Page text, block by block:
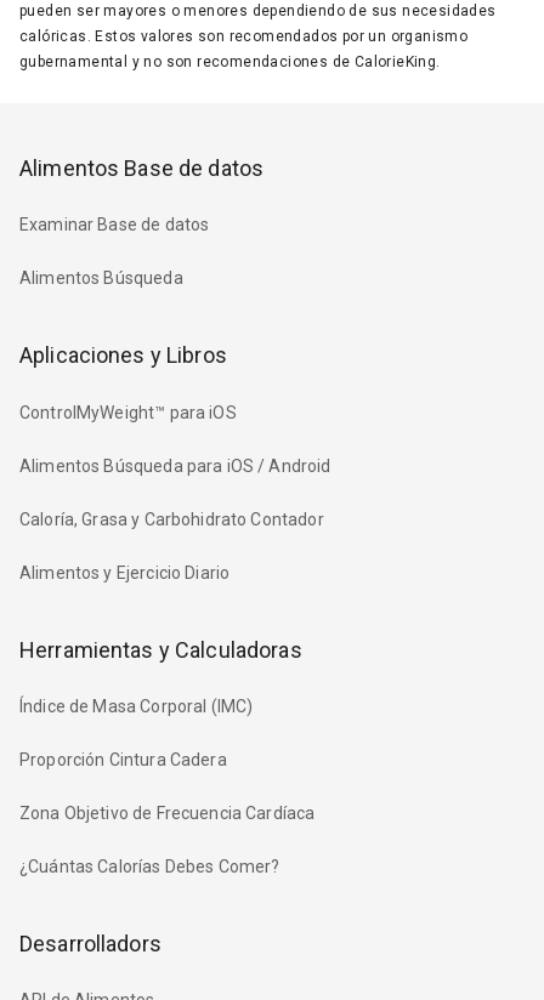
pueden ser mayores o menores dependiendo de sus necesidades
calóricas. Estos valores son recomendados por un organismo
gubernamental y no son recomendaciones de CalorieKing.
Alimentos Base de datos
Examinar Base de datos
Alimentos Búsqueda
Aplicaciones y Libros
ControlMyWeight™ para iOS
Alimentos Búsqueda para iOS / Android
Caloría, Grasa y Carbohidrato Contador
Alimentos y Ejercicio Diario
Herramientas y Calculadoras
Índice de Masa Corporal (IMC)
Proporción Cintura Cadera
Zona Objetivo de Frecuencia Cardíaca
¿Cuántas Calorías Debes Comer?
Desarrolladors